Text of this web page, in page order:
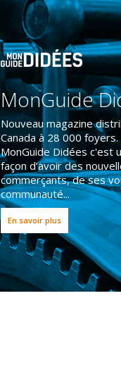
MonGuide
Nouveau magazine
Canada à 28 000 foyers.
MonGuide Didées c'est
façon d’avoir des
commerçants, de ses
communauté...
En savoir plus